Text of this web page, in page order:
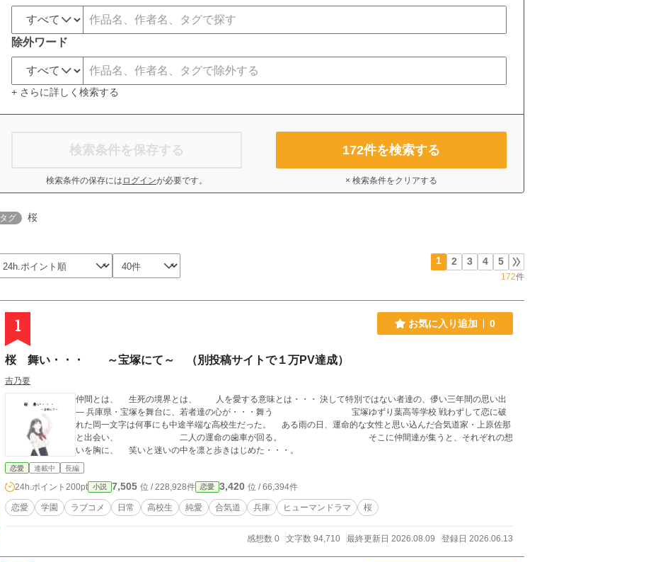
除外ワード
+ さらに詳しく検索する
検索条件を保存する
検索条件の保存には ログインが必要です。
172件を検索する
× 検索条件をクリアする
タグ 桜
1 2 3 4 5
172件
1 お気に入り追加 0
桜 舞い・・・ ～宝塚にて～ （別投稿サイトで１万PV達成）
吉乃要
仲間とは、 生死の境界とは、 人を愛する意味とは・・・ 決して特別ではない者達の、儚い三年間の思い出
― 兵庫県・宝塚を舞台に、若者達の心が・・・舞う 宝塚ゆずり葉高等学校 戦わずして恋に破
れた岡一文字は何事にも中途半端な高校生だった。 ある雨の日、運命的な女性と思い込んだ合気道家・上原佐那
と出会い、 二人の運命の歯車が回る。 そこに仲間達が集うと、それぞれの想
いを胸に、 笑いと迷いの中を凛と歩きはじめた・・・。
恋愛 連載中 長編
24h.ポイント 200pt 小説 7,505 位 / 228,928件 恋愛 3,420 位 / 66,394件
恋愛 学園 ラブコメ 日常 高校生 純愛 合気道 兵庫 ヒューマンドラマ 桜
感想数 0 文字数 94,710 最終更新日 2026.08.09 登録日 2026.06.13